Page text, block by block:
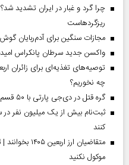
چرا گرد و غبار در ایران تشدید
ریزگردهاست
مجازات سنگین برای آدم‌ربایان
واکسن جدید سرطان پانکراس
چه نخوریم؟
گره قتل در دی‌جی پارتی با ۵۰ قسم باز می‌شود
ثبت‌نام بیش از یک میلیون نفر در
کنند
متقاضیان ارز
موکول نکنید